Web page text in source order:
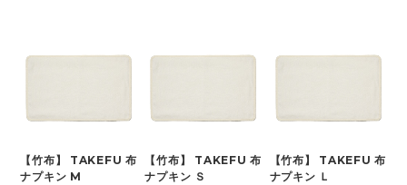
【竹布】 TAKEFU 布
ナプキン M
【竹布】 TAKEFU 布
ナプキン Ｓ
【竹布】 TAKEFU 布
ナプキン Ｌ